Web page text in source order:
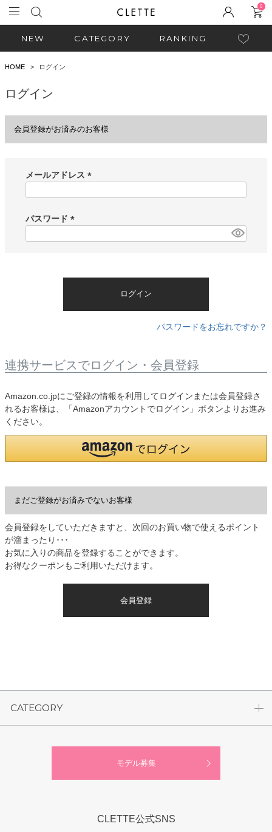
0
NEW CATEGORY RANKING
HOME ログイン
ログイン
会員登録がお済みのお客様
メールアドレス
)
パスワード
ログイン
パスワードをお忘れですか？
連携サービスでログイン・会員登録
Amazon.co.jpにご登録の情報を利用してログインまたは会員登録さ
れるお客様は、「Amazonアカウントでログイン」ボタンよりお進み
ください。
まだご登録がお済みでないお客様
会員登録をしていただきますと、次回のお買い物で使えるポイント
が溜まったり･･･
お気に入りの商品を登録することができます。
お得なクーポンもご利用いただけます。
会員登録
CATEGORY
モデル募集
CLETTE公式SNS